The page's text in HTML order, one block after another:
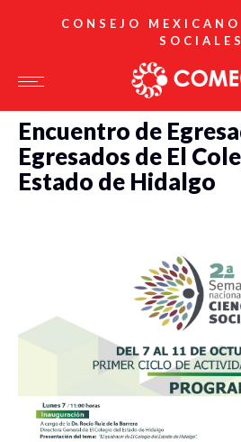
CONSEJO
SOCIALES
Encuentro de
Egresados de El
Estado de Hidalgo